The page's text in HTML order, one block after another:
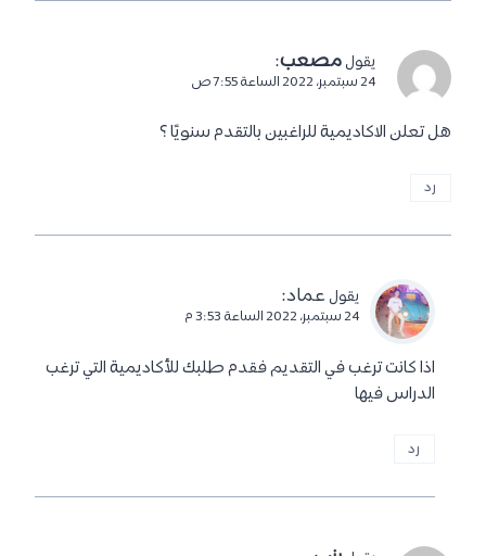
يقول مصعب:
24 سبتمبر، 2022 الساعة 7:55 ص
هل تعلن الاكاديمية للراغبين بالتقدم سنويًا ؟
رد
يقول عماد:
24 سبتمبر، 2022 الساعة 3:53 م
اذا كانت ترغب في التقديم فقدم طلبك للأكاديمية التي ترغب
الدراس فيها
رد